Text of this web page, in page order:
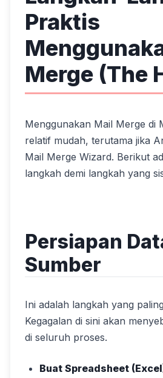
Praktis
Merge (The
Menggunakan Mail Merge di
relatif mudah, terutama jika
Mail Merge Wizard. Berikut
langkah demi langkah yang
Persiapan
Sumber
Ini adalah langkah yang
Kegagalan di sini akan
di seluruh proses.
Buat Spreadsheet